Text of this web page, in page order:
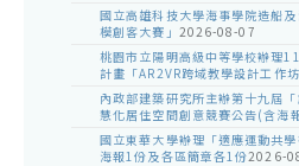
國立高雄科技大學海事學院造船
模創客大賽」 2026-08-07
桃園市立陽明高級中等學校辦理
計畫「AR2VR跨域教學設計工作坊
內政部建築研究所主辦第十九屆
慧化居住空間創意競賽公告(含海
國立東華大學辦理「適應運動共
海報1份及各區簡章各1份2026-